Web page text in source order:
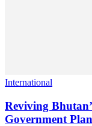
International
Reviving
Government